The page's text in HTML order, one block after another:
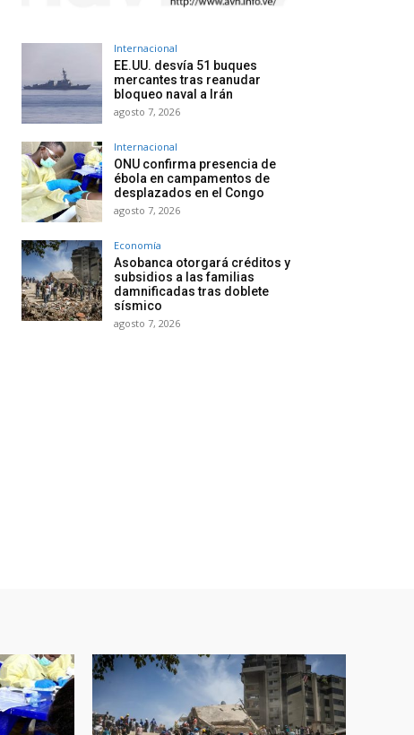
Internacional
EE.UU. desvía 51 buques
mercantes tras reanudar
bloqueo naval a Irán
agosto 7, 2026
Internacional
ONU confirma presencia de
ébola en campamentos de
desplazados en el Congo
agosto 7, 2026
Economía
Asobanca otorgará créditos y
subsidios a las familias
damnificadas tras doblete
sísmico
agosto 7, 2026